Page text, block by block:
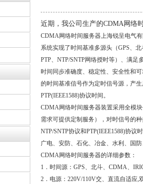
近期，我公司生产的CDMA网络
CDMA网络时间服务器上海锐呈电气
系统实现了时间基准多源头（GPS、
PTP、 NTP/SNTP网络授时等）、满足
时间同步准确度、稳定性、安全性和
的时间基准信号作为定时信号源，产
PTP(IEEE1588)协议时间。
CDMA网络时间服务器装置采用全模
需求可提供定制服务），对时信号的
NTP/SNTP协议和PTP(IEEE1588)协议
广电、安防、石化、冶金、水利、国
CDMA网络时间服务器的详细参数：
1 ．时间源： GPS、北斗、 CDMA、
2 ．电源： 220V/110V交、直流自适应,